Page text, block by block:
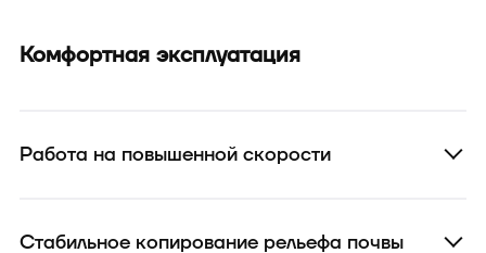
Комфортная эксплуатация
Работа на повышенной скорости
Стабильное копирование рельефа почвы